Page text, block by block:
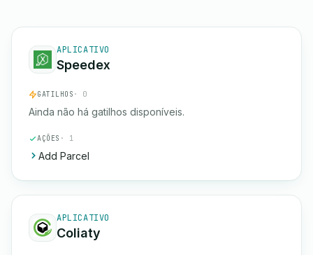
APLICATIVO
Speedex
GATILHOS · 0
Ainda não há gatilhos disponíveis.
AÇÕES · 1
Add Parcel
APLICATIVO
Coliaty